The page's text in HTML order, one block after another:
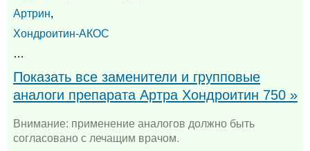
Артрин,
Хондроитин-АКОС
…
Показать все заменители и групповые
аналоги препарата Артра Хондроитин 750 »
Внимание: применение аналогов должно быть
согласовано с лечащим врачом.